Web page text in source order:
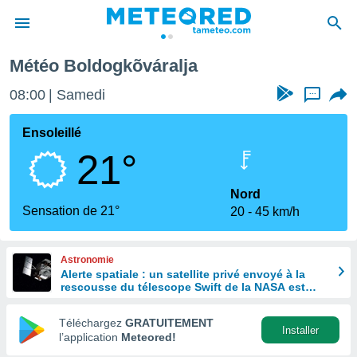
de
Météo Boldogkõváralja
08:00 Samedi ...
Ensoleillé
21°
Sensation de 21°
Nord
20
45 km/h
Astronomie
Alerte spatiale : un satellite privé envoyé à la
rescousse du télescope Swift de la NASA est
Téléchargez GRATUITEMENT
l’application Meteored!
Installer